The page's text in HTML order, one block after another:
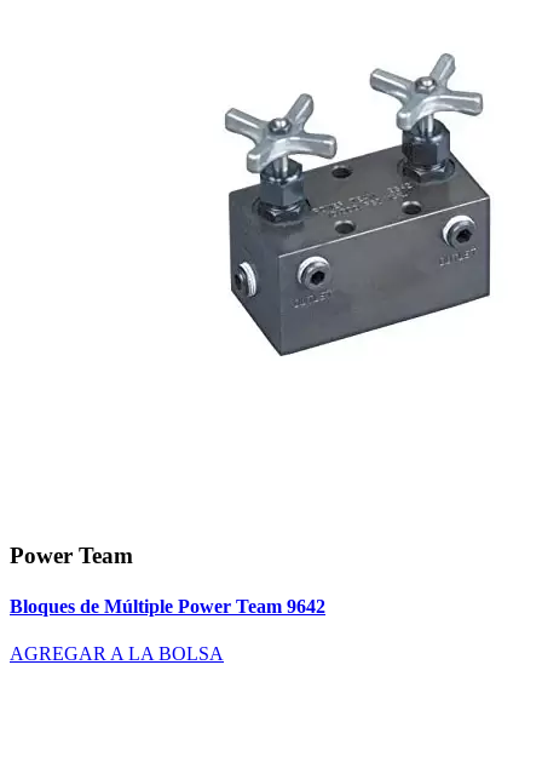
Power Team
Bloques de Múltiple Power Team 9642
AGREGAR A LA BOLSA